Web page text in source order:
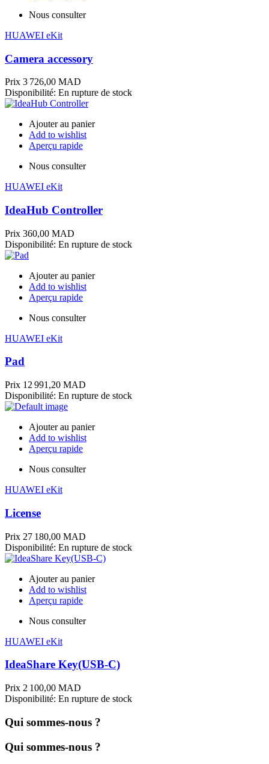
Nous consulter
HUAWEI eKit
Camera accessory
Prix 3 726,00 MAD
Disponibilité: En rupture de stock
Ajouter au panier
Add to wishlist
Aperçu rapide
Nous consulter
HUAWEI eKit
IdeaHub Controller
Prix 360,00 MAD
Disponibilité: En rupture de stock
Ajouter au panier
Add to wishlist
Aperçu rapide
Nous consulter
HUAWEI eKit
Pad
Prix 12 991,20 MAD
Disponibilité: En rupture de stock
Ajouter au panier
Add to wishlist
Aperçu rapide
Nous consulter
HUAWEI eKit
License
Prix 27 180,00 MAD
Disponibilité: En rupture de stock
Ajouter au panier
Add to wishlist
Aperçu rapide
Nous consulter
HUAWEI eKit
IdeaShare Key(USB-C)
Prix 2 100,00 MAD
Disponibilité: En rupture de stock
Qui sommes-nous ?
Qui sommes-nous ?